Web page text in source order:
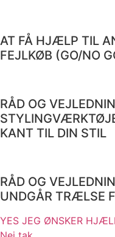
AT FÅ HJÆLP TIL
FEJLKØB (GO/NO
RÅD OG
KANT TIL DIN STIL
RÅD OG
UNDGÅR TRÆLSE
YES JEG ØNSKER